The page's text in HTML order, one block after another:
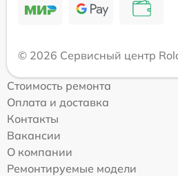
© 2026 Сервисный центр
Стоимость ремонта
Оплата и доставка
Контакты
Вакансии
О компании
Ремонтируемые модели